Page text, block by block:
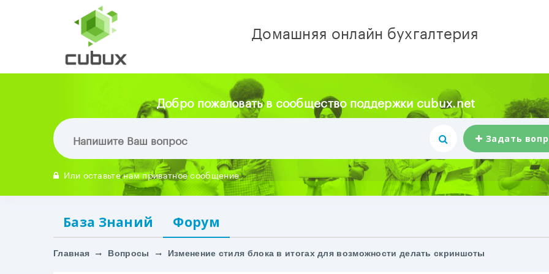
Домашняя онлайн бухгалтерия
Добро пожаловать в сообщество поддержки cubux.net
Задать
Или оставьте нам приватное сообщение
База Знаний Форум
Главная Вопросы Изменение стиля блока в итогах для возможности делать скриншоты